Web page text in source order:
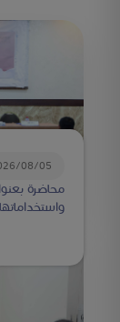
08/05
محاضرة